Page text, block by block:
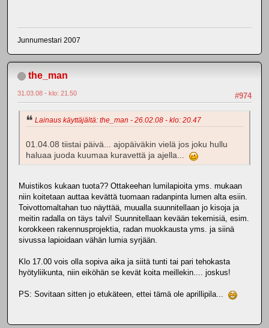
Junnumestari 2007
the_man
#974
31.03.08 - klo: 21.50
Lainaus käyttäjältä: the_man - 26.02.08 - klo: 20.47
01.04.08 tiistai päivä... ajopäiväkin vielä jos joku hullu
haluaa juoda kuumaa kuravettä ja ajella...
Muistikos kukaan tuota?? Ottakeehan lumilapioita yms. mukaan
niin koitetaan auttaa kevättä tuomaan radanpinta lumen alta esiin.
Toivottomaltahan tuo näyttää, muualla suunnitellaan jo kisoja ja
meitin radalla on täys talvi! Suunnitellaan kevään tekemisiä, esim.
korokkeen rakennusprojektia, radan muokkausta yms. ja siinä
sivussa lapioidaan vähän lumia syrjään.
Klo 17.00 vois olla sopiva aika ja siitä tunti tai pari tehokasta
hyötyliikunta, niin eiköhän se kevät koita meillekin.... joskus!
PS: Sovitaan sitten jo etukäteen, ettei tämä ole aprillipila...